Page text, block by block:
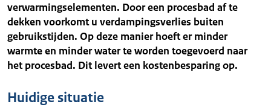
verwarmingselementen. Door een procesbad af te
dekken voorkomt u verdampingsverlies buiten
gebruikstijden. Op deze manier hoeft er minder
warmte en minder water te worden toegevoerd naar
het procesbad. Dit levert een kostenbesparing op.
Huidige situatie